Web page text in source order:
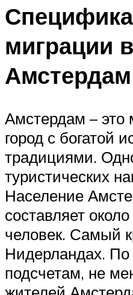
миграции в
Амстердам
Амстердам – это
город с богатой
традициями.
туристических
Население
составляет
человек. Самый
Нидерландах. По
подсчетам, не